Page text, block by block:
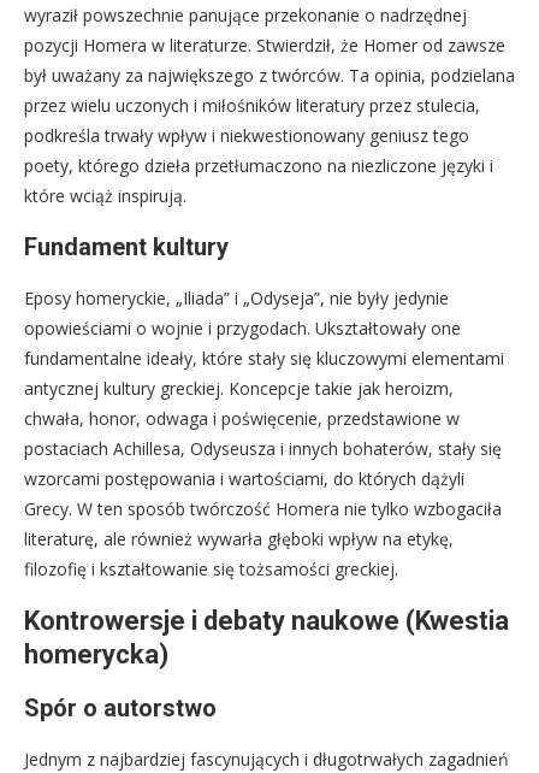
wyraził powszechnie panujące przekonanie o nadrzędnej
pozycji Homera w literaturze. Stwierdził, że Homer od zawsze
był uważany za największego z twórców. Ta opinia, podzielana
przez wielu uczonych i miłośników literatury przez stulecia,
podkreśla trwały wpływ i niekwestionowany geniusz tego
poety, którego dzieła przetłumaczono na niezliczone języki i
które wciąż inspirują.
Fundament kultury
Eposy homeryckie, „Iliada” i „Odyseja”, nie były jedynie
opowieściami o wojnie i przygodach. Ukształtowały one
fundamentalne ideały, które stały się kluczowymi elementami
antycznej kultury greckiej. Koncepcje takie jak heroizm,
chwała, honor, odwaga i poświęcenie, przedstawione w
postaciach Achillesa, Odyseusza i innych bohaterów, stały się
wzorcami postępowania i wartościami, do których dążyli
Grecy. W ten sposób twórczość Homera nie tylko wzbogaciła
literaturę, ale również wywarła głęboki wpływ na etykę,
filozofię i kształtowanie się tożsamości greckiej.
Kontrowersje i debaty naukowe (Kwestia
homerycka)
Spór o autorstwo
Jednym z najbardziej fascynujących i długotrwałych zagadnień